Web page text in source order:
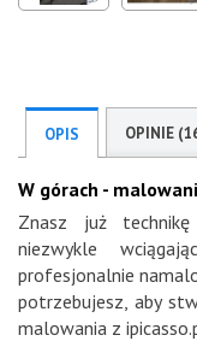
OPIS OPINIE
W górach -
Znasz już
niezwykle
profesjonalnie
potrzebujesz, aby
malowania z